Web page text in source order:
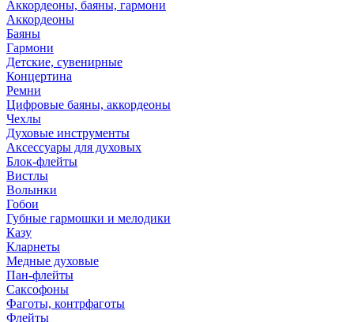
Аккордеоны, баяны, гармони
Аккордеоны
Баяны
Гармони
Детские, сувенирные
Концертина
Ремни
Цифровые баяны, аккордеоны
Чехлы
Духовые инструменты
Аксессуары для духовых
Блок-флейты
Вистлы
Волынки
Гобои
Губные гармошки и мелодики
Казу
Кларнеты
Медные духовые
Пан-флейты
Саксофоны
Фаготы, контрфаготы
Флейты